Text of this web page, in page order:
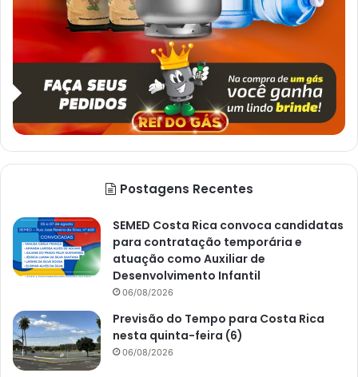
Postagens Recentes
SEMED Costa Rica convoca candidatas
para contratação temporária e
atuação como Auxiliar de
Desenvolvimento Infantil
06/08/2026
Previsão do Tempo para Costa Rica
nesta quinta-feira (6)
06/08/2026